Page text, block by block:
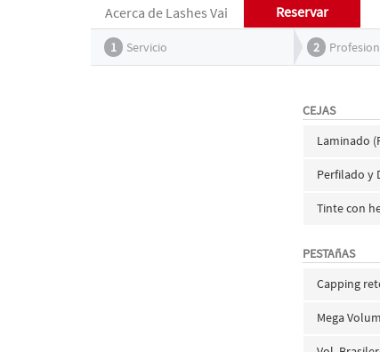
Acerca de Lashes Vai Reservar
1 Servicio 2
CEJAS
Laminado
Perfilado y
Tinte con
PESTAñAS
Capping
Mega